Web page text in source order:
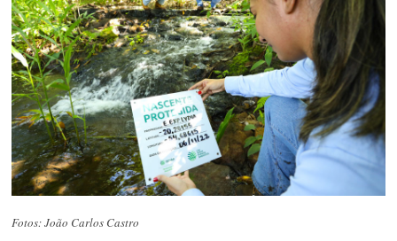
Fotos: João Carlos Castro